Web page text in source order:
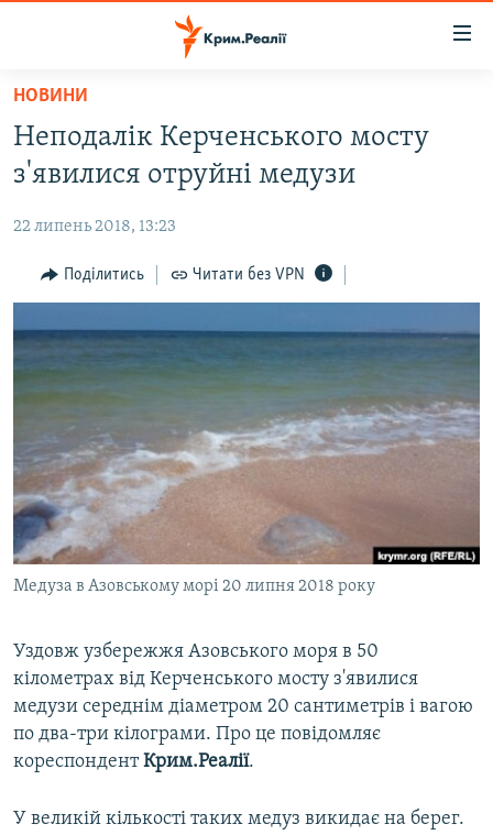
Перейти
основного
матеріалу
до
навігації
Перейти
до
ВОДА.КРИМ
ПОЛІТИКА
БЛОГИ
ІНТЕРВ'Ю
ВСЕ ЗА ДЕНЬ
СПЕЦПРОЕКТИ
ДЕПОРТАЦІЯ
ВІДЕОУРОКИ «ELIFBE»
СВІДЧЕННЯ ОКУПАЦІЇ
УКРАЇНСЬКА ПРОБЛЕМА КРИМУ
ЯК ОБІЙТИ БЛОКУВАННЯ
Русский
Qırımtatar
Усі сайти RFE/RL
НОВИНИ
Неподалік Керченського мосту
з'явилися отруйні медузи
22 липень 2018, 13:23
Поділитись Читати без VPN
Медуза в Азовському морі 20 липня 2018 року
Уздовж узбережжя Азовського моря в 50
кілометрах від Керченського мосту з'явилися
медузи середнім діаметром 20 сантиметрів і вагою
по два-три кілограми. Про це повідомляє
кореспондентКрим.Реалії.
У великій кількості таких медуз викидає на берег.